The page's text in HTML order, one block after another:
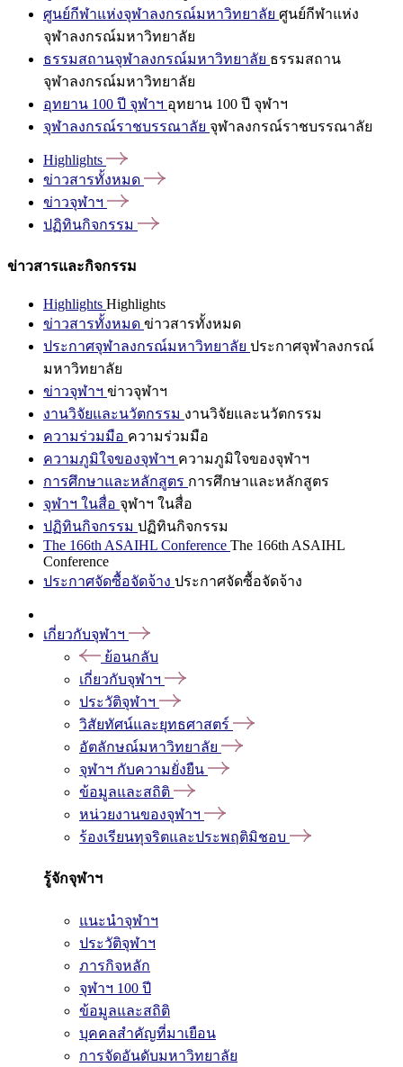
ศูนย์กีฬาแห่งจุฬาลงกรณ์มหาวิทยาลัย ศูนย์กีฬาแห่ง
จุฬาลงกรณ์มหาวิทยาลัย
ธรรมสถานจุฬาลงกรณ์มหาวิทยาลัย ธรรมสถาน
จุฬาลงกรณ์มหาวิทยาลัย
อุทยาน 100 ปี จุฬาฯ อุทยาน 100 ปี จุฬาฯ
จุฬาลงกรณ์ราชบรรณาลัย จุฬาลงกรณ์ราชบรรณาลัย
Highlights
ข่าวสารทั้งหมด
ข่าวจุฬาฯ
ปฏิทินกิจกรรม
ข่าวสารและกิจกรรม
Highlights Highlights
ข่าวสารทั้งหมด ข่าวสารทั้งหมด
ประกาศจุฬาลงกรณ์มหาวิทยาลัย ประกาศจุฬาลงกรณ์
มหาวิทยาลัย
ข่าวจุฬาฯ ข่าวจุฬาฯ
งานวิจัยและนวัตกรรม งานวิจัยและนวัตกรรม
ความร่วมมือ ความร่วมมือ
ความภูมิใจของจุฬาฯ ความภูมิใจของจุฬาฯ
การศึกษาและหลักสูตร การศึกษาและหลักสูตร
จุฬาฯ ในสื่อ จุฬาฯ ในสื่อ
ปฏิทินกิจกรรม ปฏิทินกิจกรรม
The 166th ASAIHL Conference The 166th ASAIHL
Conference
ประกาศจัดซื้อจัดจ้าง ประกาศจัดซื้อจัดจ้าง
เกี่ยวกับจุฬาฯ
ย้อนกลับ
เกี่ยวกับจุฬาฯ
ประวัติจุฬาฯ
วิสัยทัศน์และยุทธศาสตร์
อัตลักษณ์มหาวิทยาลัย
จุฬาฯ กับความยั่งยืน
ข้อมูลและสถิติ
หน่วยงานของจุฬาฯ
ร้องเรียนทุจริตและประพฤติมิชอบ
รู้จักจุฬาฯ
แนะนำจุฬาฯ
ประวัติจุฬาฯ
ภารกิจหลัก
จุฬาฯ 100 ปี
ข้อมูลและสถิติ
บุคคลสำคัญที่มาเยือน
การจัดอันดับมหาวิทยาลัย